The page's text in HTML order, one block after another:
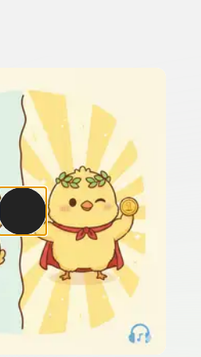
名稱、主持人或關鍵字